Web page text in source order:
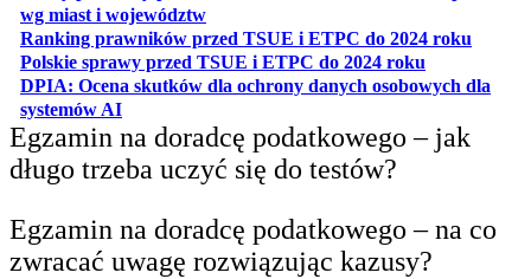
wg miast i województwotwiera się w nowej karcie
Ranking prawników przed TSUE i ETPC do 2024 roku
Polskie sprawy przed TSUE i ETPC do 2024 roku
DPIA: Ocena skutków dla ochrony danych osobowych dla
systemów AIotwiera się w nowej karcie
Egzamin na doradcę podatkowego – jak
długo trzeba uczyć się do testów?
Egzamin na doradcę podatkowego – na co
zwracać uwagę rozwiązując kazusy?